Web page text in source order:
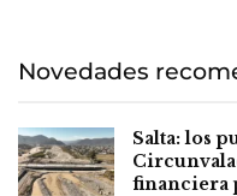
Novedades
Salta: los
financiera